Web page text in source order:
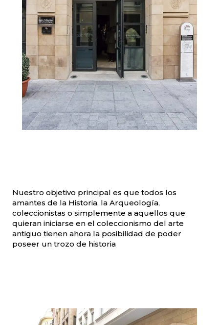
Nuestro objetivo principal es que todos los
amantes de la Historia, la Arqueología,
coleccionistas o simplemente a aquellos que
quieran iniciarse en el coleccionismo del arte
antiguo tienen ahora la posibilidad de poder
poseer un trozo de historia